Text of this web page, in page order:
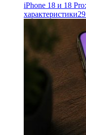
iPhone 18 и 18
характеристики